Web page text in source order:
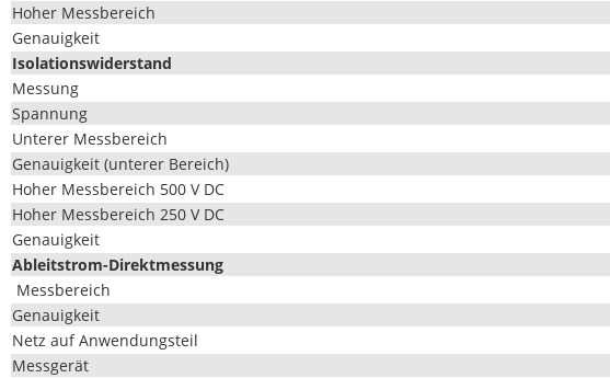
Hoher Mess­bere­ich
Genauigkeit
Iso­la­tion­swider­stand
Mes­sung
Span­nung
Unter­er Messbereich
Genauigkeit (unter­er Bereich)
Hoher Mess­bere­ich 500 V DC
Hoher Mess­bere­ich 250 V DC
Genauigkeit
Ableit­strom-Direk­tmes­sung
Messbereich
Genauigkeit
Netz auf Anwendungsteil
Mess­gerät